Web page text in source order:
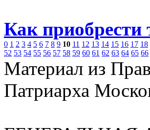
Как
0 1 2 3 4 5 6 7 8 9 10 11 12 13 14 15 16 17 18
52 53 54 55 56 57 58 59 60 61 62 63 64 65 66
Материал из
Патриарха